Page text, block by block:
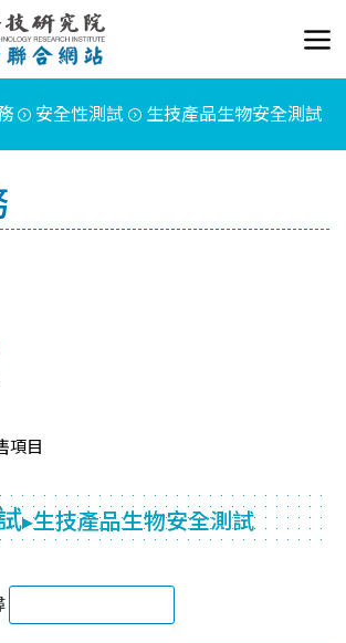
安全性測試 生技產品生物安全測試
項目
▸生技產品生物安全測試